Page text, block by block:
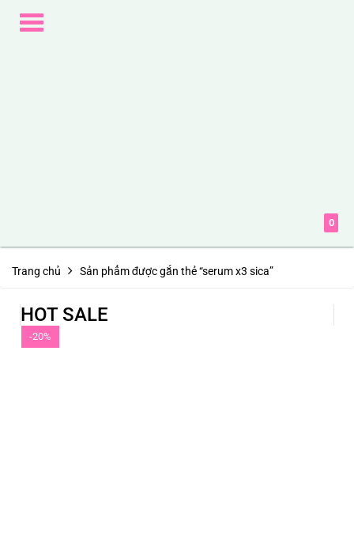
Toggle
navigation
0
Trang chủ Sản phẩm được gắn thẻ “serum x3 sica”
HOT SALE
-20%